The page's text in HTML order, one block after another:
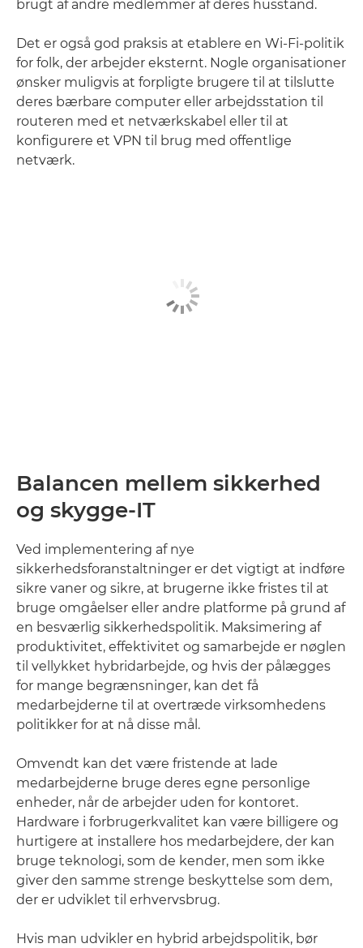
brugt af andre medlemmer af deres husstand.
Det er også god praksis at etablere en Wi-Fi-politik
for folk, der arbejder eksternt. Nogle organisationer
ønsker muligvis at forpligte brugere til at tilslutte
deres bærbare computer eller arbejdsstation til
routeren med et netværkskabel eller til at
konfigurere et VPN til brug med offentlige
netværk.
Balancen mellem sikkerhed
og skygge-IT
Ved implementering af nye
sikkerhedsforanstaltninger er det vigtigt at indføre
sikre vaner og sikre, at brugerne ikke fristes til at
bruge omgåelser eller andre platforme på grund af
en besværlig sikkerhedspolitik. Maksimering af
produktivitet, effektivitet og samarbejde er nøglen
til vellykket hybridarbejde, og hvis der pålægges
for mange begrænsninger, kan det få
medarbejderne til at overtræde virksomhedens
politikker for at nå disse mål.
Omvendt kan det være fristende at lade
medarbejderne bruge deres egne personlige
enheder, når de arbejder uden for kontoret.
Hardware i forbrugerkvalitet kan være billigere og
hurtigere at installere hos medarbejdere, der kan
bruge teknologi, som de kender, men som ikke
giver den samme strenge beskyttelse som dem,
der er udviklet til erhvervsbrug.
Hvis man udvikler en hybrid arbejdspolitik, bør